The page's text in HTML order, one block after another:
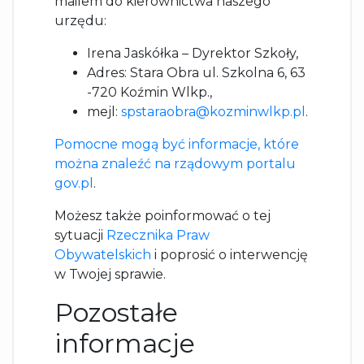
urzędu:
Irena Jaskółka – Dyrektor Szkoły,
Adres: Stara Obra ul. Szkolna 6, 63
-720 Koźmin Wlkp.,
mejl: spstaraobra@kozminwlkp.pl .
Pomocne mogą być informacje, które
można znaleźć na rządowym portalu
gov.pl .
Możesz także poinformować o tej
sytuacji Rzecznika Praw
Obywatelskich i poprosić o interwencję
w Twojej sprawie.
Pozostałe
informacje